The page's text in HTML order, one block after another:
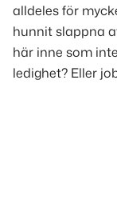
alldeles för
hunnit slappna
här inne som
ledighet? Eller